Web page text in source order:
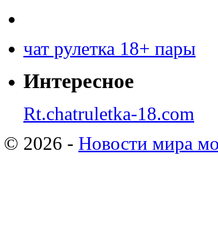
чат рулетка 18+ пары
Интересное
Rt.chatruletka-18.com
© 2026 - Новости мира